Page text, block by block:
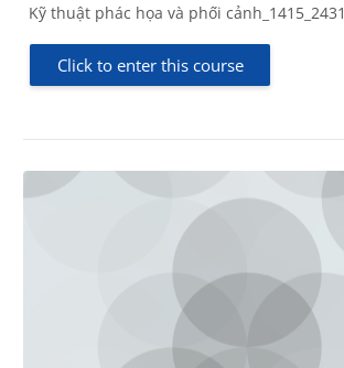
Kỹ thuật phác họa và phối cảnh_1415_2431
Click to enter this course